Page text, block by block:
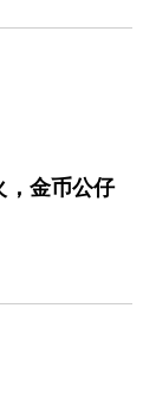
，金币公仔